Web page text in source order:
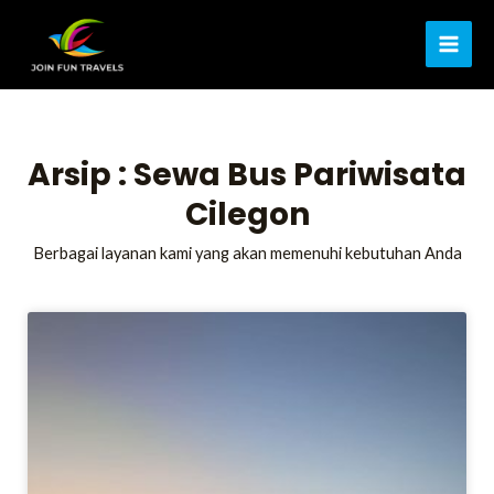
konten
Arsip : Sewa Bus Pariwisata
Cilegon
Berbagai layanan kami yang akan memenuhi kebutuhan Anda